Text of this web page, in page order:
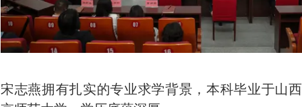
宋志燕拥有扎实的专业求学背景，本科毕业于山